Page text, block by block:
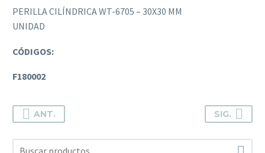
PERILLA CILÍNDRICA WT-6705 – 30X30 MM
UNIDAD
CÓDIGOS:
F180002
ANT. SIG.